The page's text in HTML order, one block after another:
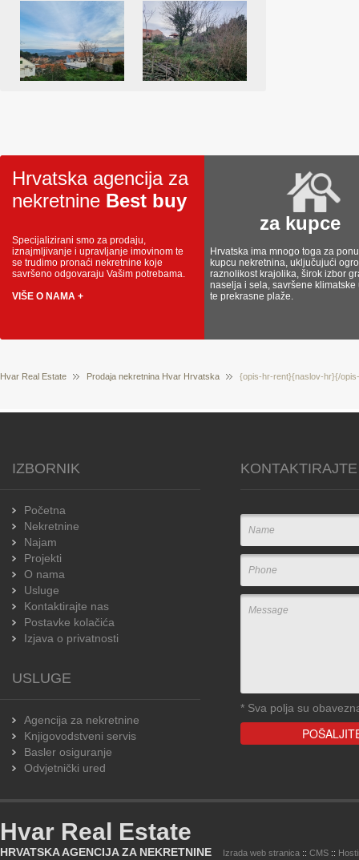
Hrvatska agencija za
nekretnine Best buy
Specijalizirani smo za prodaju,
iznajmljivanje i upravljanje imovinom te
se trudimo pronaći nekretnine koje
savršeno odgovaraju Vašim potrebama.
VIŠE O NAMA +
za kupce
Hrvatska ima mnogo toga za
kupcu nekretnina, uključujući
raznolikost krajolika, širok izbor
naselja i sela, savršene klimatske
te prekrasne plaže.
Hvar Real Estate Prodaja nekretnina Hvar Hrvatska {opis-hr-rent}{naslov-hr}{/
IZBORNIK
Početna
Nekretnine
Najam
Projekti
O nama
Usluge
Kontaktirajte nas
Postavke kolačića
Izjava o privatnosti
USLUGE
Agencija za nekretnine
Knjigovodstveni servis
Basler osiguranje
Odvjetnički ured
* Sva polja su
Hvar Real Estate
HRVATSKA AGENCIJA ZA NEKRETNINE Izrada web stranica :: CMS ::